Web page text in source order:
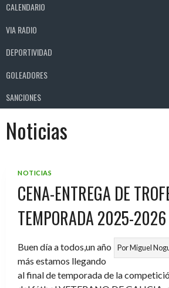
CALENDARIO
VIA RADIO
DEPORTIVIDAD
GOLEADORES
SANCIONES
Noticias
NOTICIAS
CENA-ENTREGA DE
TEMPORADA 2025-2026
PorMiguel
Buen día a todos,un año
más estamos llegando
al final de temporada de la